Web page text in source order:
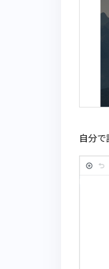
自分